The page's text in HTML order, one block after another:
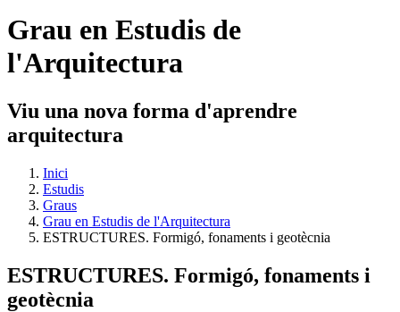
Grau en Estudis de
l'Arquitectura
Viu una nova forma d'aprendre
arquitectura
Inici
Estudis
Graus
Grau en Estudis de l'Arquitectura
ESTRUCTURES. Formigó, fonaments i geotècnia
ESTRUCTURES. Formigó, fonaments i
geotècnia